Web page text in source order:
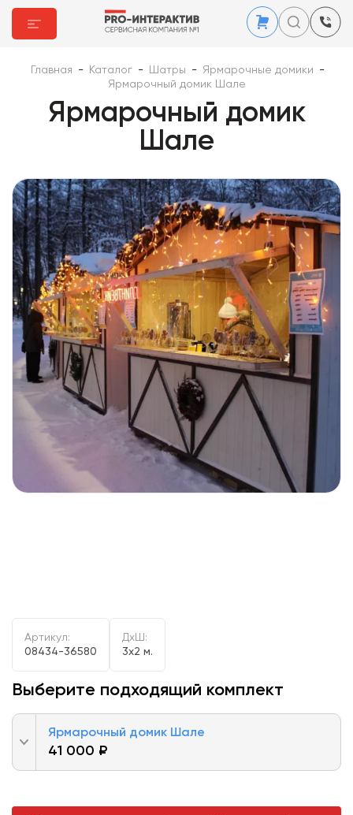
Главная - Каталог - Шатры - Ярмарочные домики
-
Ярмарочный домик Шале
Ярмарочный домик
Шале
Артикул:
08434-36580
ДxШ:
3x2 м.
Выберите подходящий комплект
Ярмарочный домик Шале
41 000 ₽